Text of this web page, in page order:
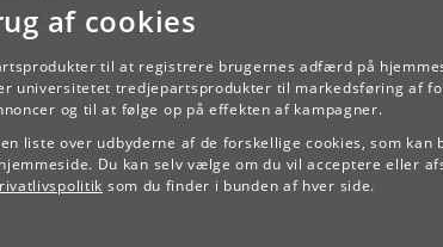
af cookies
til at registrere brugernes adfærd på
universitetet tredjepartsprodukter til markedsføring af
og til at følge op på effekten af kampagner.
liste over udbyderne af de forskellige cookies, som
Du kan selv vælge om du vil acceptere eller
som du finder i bunden af hver side.
TILBAGE